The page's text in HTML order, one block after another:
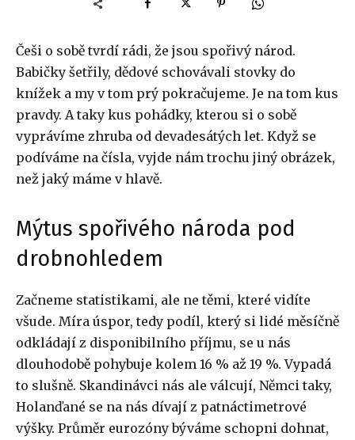
Češi o sobě tvrdí rádi, že jsou spořivý národ.
Babičky šetřily, dědové schovávali stovky do
knížek a my v tom prý pokračujeme. Je na tom kus
pravdy. A taky kus pohádky, kterou si o sobě
vyprávíme zhruba od devadesátých let. Když se
podíváme na čísla, vyjde nám trochu jiný obrázek,
než jaký máme v hlavě.
Mýtus spořivého národa pod
drobnohledem
Začneme statistikami, ale ne těmi, které vidíte
všude. Míra úspor, tedy podíl, který si lidé měsíčně
odkládají z disponibilního příjmu, se u nás
dlouhodobě pohybuje kolem 16 % až 19 %. Vypadá
to slušně. Skandinávci nás ale válcují, Němci taky,
Holanďané se na nás dívají z patnáctimetrové
výšky. Průměr eurozóny býváme schopni dohnat,